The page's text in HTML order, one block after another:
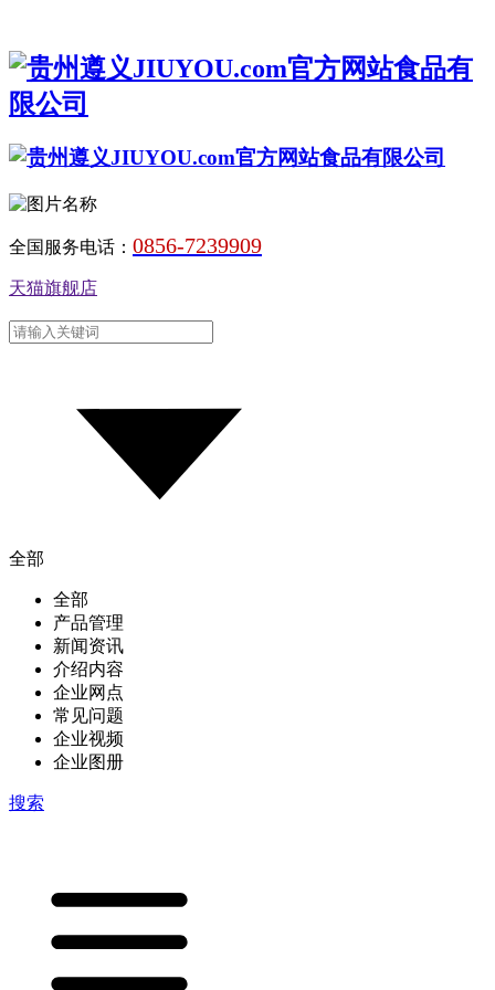
全国服务电话： 0856-7239909
天猫旗舰店
全部
全部
产品管理
新闻资讯
介绍内容
企业网点
常见问题
企业视频
企业图册
搜索